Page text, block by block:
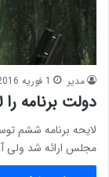
مدیر 1 فوریه 2016
دولت برنامه را لا‌به‌لای
لایحه برنامه ششم
مجلس ارائه شد ولی